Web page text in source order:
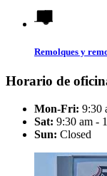
Remolques y
Horario de
Mon-Fri: 9:30
Sat: 9:30 am -
Sun: Closed